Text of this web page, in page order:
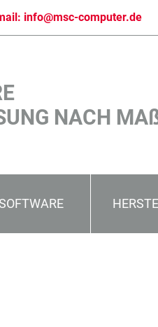
info@msc-computer.de
NACH